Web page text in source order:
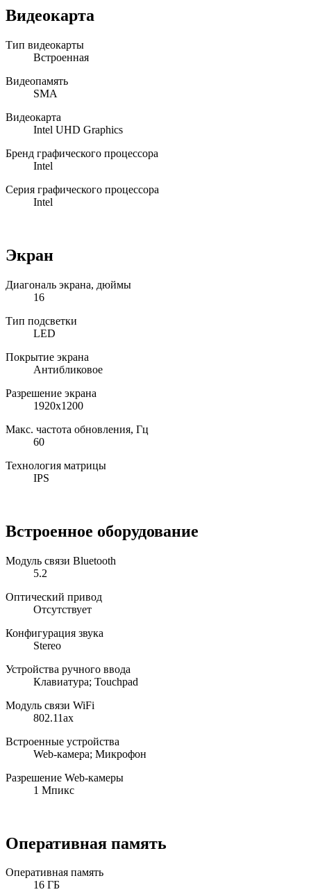
Видеокарта
Тип видеокарты
Встроенная
Видеопамять
SMA
Видеокарта
Intel UHD Graphics
Бренд графического процессора
Intel
Серия графического процессора
Intel
Экран
Диагональ экрана, дюймы
16
Тип подсветки
LED
Покрытие экрана
Антибликовое
Разрешение экрана
1920x1200
Макс. частота обновления, Гц
60
Технология матрицы
IPS
Встроенное оборудование
Модуль связи Bluetooth
5.2
Оптический привод
Отсутствует
Конфигурация звука
Stereo
Устройства ручного ввода
Клавиатура; Touchpad
Модуль связи WiFi
802.11ax
Встроенные устройства
Web-камера; Микрофон
Разрешение Web-камеры
1 Мпикс
Оперативная память
Оперативная память
16 ГБ